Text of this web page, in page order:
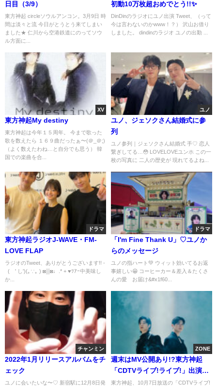
日目（3/9）
東方神起 circleソウルアンコン。3月9日 時
間は淡々と流 今日がとうとう来てしまい
ました★ 仁川から空港鉄道にのってソウ
ル方面に...
初動10万枚超おめでとう!!✨
DinDinのラジオにユノ出演 Tweet、（って
今は言わないのかwww！？） 沢山お借り
しました。 dindinのラジオ ユノの出勤 ...
XV
東方神起My destiny
東方神起は今年１５周年。 今まで歌った
歌を数えたら １６９曲だったぁ〜(＠_＠;)
（よく数えたわね…と自分でも思う） 韓
国での楽曲を合...
ユノ
ユノ、ジェソクさん結婚式に参
列
ユノ参列｜ジェソクさん結婚式 手♡ 恋人
繋ぎしてる…😳 LOVELOVEユンホ この一
枚の写真に 二人の歴史が 現れてるよね...
ドラマ
東方神起ラジオJ-WAVE・FM-
LOVE FLAP
ラジオのTweet、ありがとうございます!! -
︎ ︎ (´' し')(｡∵｡ ) ◙▒◙♩.* + ♥︎ﾂｱｰ中美味し
か...
ドラマ
「I'm Fine Thank U」♡ユノか
らのメッセージ
ユノの指ハート💚 ウィット効いてるお返
事嬉しい😁 コーヒーカー＆差入＆たくさ
んの愛 お届け&#x1f60...
チャンミン
2022年1月リリースアルバムをチ
ェック
ユノに会いたいな〜♡ 新宿駅に12月8日発
ZONE
週末はMV公開あり!?東方神起
「CDTVライブ!ライブ!」出演決
定！
東方神起、10月7日放送の「CDTVライブ!